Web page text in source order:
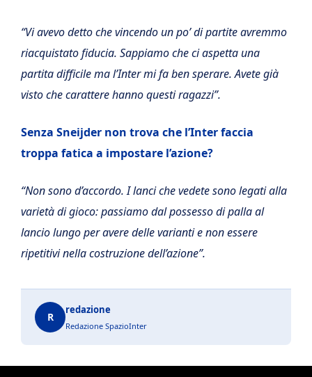
“Vi avevo detto che vincendo un po’ di partite avremmo
riacquistato fiducia. Sappiamo che ci aspetta una
partita difficile ma l’Inter mi fa ben sperare. Avete già
visto che carattere hanno questi ragazzi”.
Senza Sneijder non trova che l’Inter faccia
troppa fatica a impostare l’azione?
“Non sono d’accordo. I lanci che vedete sono legati alla
varietà di gioco: passiamo dal possesso di palla al
lancio lungo per avere delle varianti e non essere
ripetitivi nella costruzione dell’azione”.
R
redazione
Redazione SpazioInter